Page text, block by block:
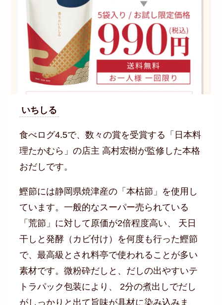
いちしる
食べログ4.5で、数々の賞を受賞する「日本料
理たかむら」の店主 高村宏樹が監修した本格
おだしです。
鰹節には静岡県焼津産の「本枯節」を使用し
ています。一般的なスーパー売られている
「荒節」に対して原価が2倍程度高い、 天日
干しと発酵（カビ付け）を何度も行った鰹節
で、最高級とされ料亭で使われることが多い
素材です。微粉砕だしと、だしの出やすいテ
トラパック包装により、 2分の煮出しでだし
がしっかりと出て旨味が具材に染み込みま